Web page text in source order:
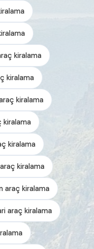
kiralama
kiralama
kiralama
kiralama
kiralama
kiralama
araç kiralama
araç kiralama